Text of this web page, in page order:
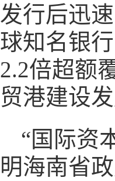
发行后迅
球知名银
2.2倍超额
贸港建设
“国际资
明海南省